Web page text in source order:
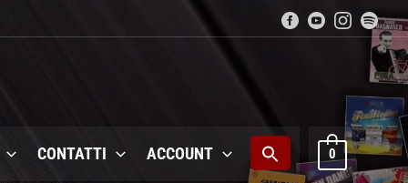
CONTATTI ACCOUNT 0